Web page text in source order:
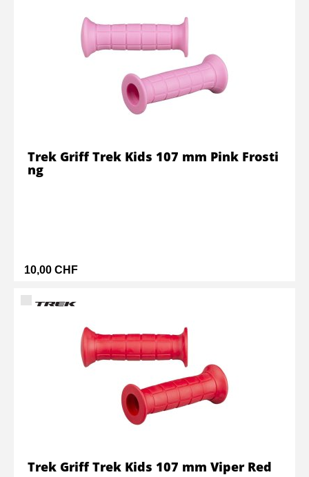
10,00 CHF
Trek Griff Trek Kids 107 mm Pink Frosti
ng
Trek Griff Trek Kids 107 mm Viper Red